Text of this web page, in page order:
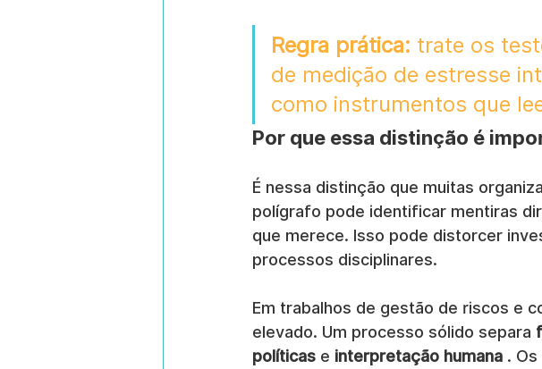
Regra prática: trate os
de medição de estresse
como instrumentos que
Por que essa distinção é
É nessa distinção que muitas
polígrafo pode identificar mentiras
que merece. Isso pode distorcer
processos disciplinares.
Em trabalhos de gestão de riscos e
elevado. Um processo sólido separa
políticas e interpretação humana .